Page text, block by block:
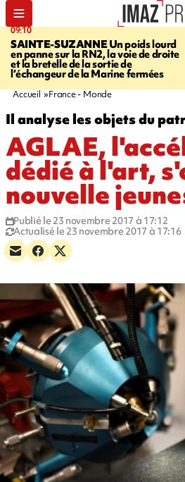
09:10
SAINTE-SUZANNEUn poids lourd
en panne sur la RN2, la voie de droite
et la bretelle de la sortie de
l’échangeur de la Marine fermées
Accueil France - Monde
Il analyse les objets du
AGLAE,
dédié à l'art,
nouvelle
Publié le 23 novembre 2017 à 17:12
Actualisé le 23 novembre 2017 à 17:16